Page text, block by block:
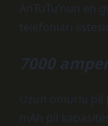
AnTuTu’nun en
telefonları
7000
Uzun ömürlü pil
mAh pil